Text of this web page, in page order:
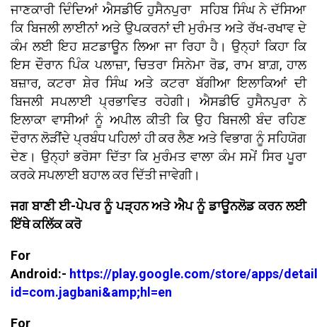
ਜਾਣਕਾਰੀ ਦਿੰਦਿਆਂ ਐਸਡੀਓ ਹੁਸੈਨਪੁਰਾ ਸਹਿਬ ਸਿੰਘ ਨੇ ਦੱਸਿਆ
ਕਿ ਬਿਜਲੀ ਲਾਈਨਾਂ ਅਤੇ ਉਪਕਰਨਾਂ ਦੀ ਮੁਰੰਮਤ ਅਤੇ ਰੱਖ-ਰਖਾਵ ਦੇ
ਕੰਮ ਲਈ ਇਹ ਸ਼ਟਡਾਊਨ ਲਿਆ ਜਾ ਰਿਹਾ ਹੈ। ਉਨ੍ਹਾਂ ਕਿਹਾ ਕਿ
ਇਸ ਦੌਰਾਨ ਪਿੰਕ ਪਲਾਜ਼ਾ, ਚਿਤਰਾ ਸਿਨੇਮਾ ਰੋਡ, ਰਾਮ ਬਾਗ਼, ਹਾਲ
ਬਜ਼ਾਰ, ਕਟਰਾ ਸ਼ੇਰ ਸਿੰਘ ਅਤੇ ਕਟਰਾ ਬੱਗੀਆ ਇਲਾਕਿਆਂ ਦੀ
ਬਿਜਲੀ ਸਪਲਾਈ ਪ੍ਰਭਾਵਿਤ ਰਹੇਗੀ। ਐਸਡੀਓ ਹੁਸੈਨਪੁਰਾ ਨੇ
ਇਲਾਕਾ ਵਾਸੀਆਂ ਨੂੰ ਅਪੀਲ ਕੀਤੀ ਕਿ ਉਹ ਬਿਜਲੀ ਬੰਦ ਰਹਿਣ
ਦੌਰਾਨ ਲੋੜੀਂਦੇ ਪ੍ਰਬੰਧ ਪਹਿਲਾਂ ਹੀ ਕਰ ਲੈਣ ਅਤੇ ਵਿਭਾਗ ਨੂੰ ਸਹਿਯੋਗ
ਦੇਣ। ਉਨ੍ਹਾਂ ਭਰੋਸਾ ਦਿੱਤਾ ਕਿ ਮੁਰੰਮਤ ਵਾਲਾ ਕੰਮ ਸਮੇਂ ਸਿਰ ਪੂਰਾ
ਕਰਕੇ ਸਪਲਾਈ ਬਹਾਲ ਕਰ ਦਿੱਤੀ ਜਾਵੇਗੀ।
ਜਗ ਬਾਣੀ ਈ-ਪੇਪਰ ਨੂੰ ਪੜ੍ਹਨ ਅਤੇ ਐਪ ਨੂੰ ਡਾਊਨਲੋਡ ਕਰਨ ਲਈ
ਇੱਥੇ ਕਲਿੱਕ ਕਰੋ
For
Android:- https://play.google.com/store/apps/
id=com.jagbani&amp;hl=en
For